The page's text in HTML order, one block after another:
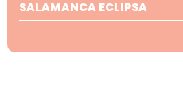
SALAMANCA ECLIPSA